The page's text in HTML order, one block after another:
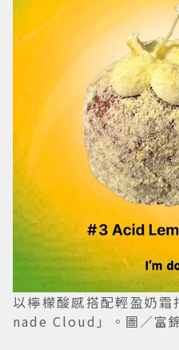
以檸檬酸感搭配輕盈奶
nade Cloud」。圖／富